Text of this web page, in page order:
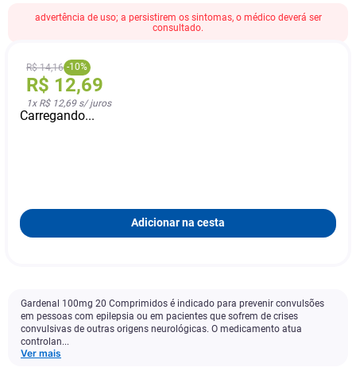
advertência de uso; a persistirem os sintomas, o médico deverá ser
consultado.
R$ 14,16 -10%
R$ 12,69
1x R$ 12,69s/ juros
Carregando...
Adicionar na cesta
Gardenal 100mg 20 Comprimidos é indicado para prevenir convulsões
em pessoas com epilepsia ou em pacientes que sofrem de crises
convulsivas de outras origens neurológicas. O medicamento atua
controlan...
Ver mais